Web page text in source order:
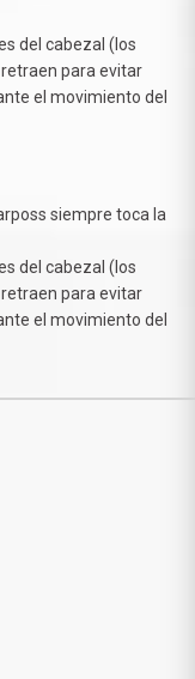
del cabezal (los
para evitar
el movimiento del
siempre toca la
del cabezal (los
para evitar
el movimiento del